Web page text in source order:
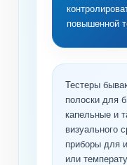
повышенной
Тестеры
полоски для
капельные и
визуального
приборы для
или